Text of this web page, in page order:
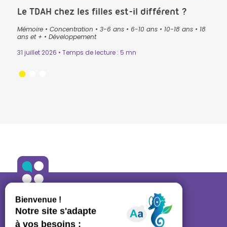
Le TDAH chez les filles est-il différent ?
Mémoire• Concentration • 3-6 ans• 6-10 ans• 10-18 ans• 18
ans et +• Développement
31 juillet 2026 • Temps de lecture : 5 mn
ALLO ORTHO